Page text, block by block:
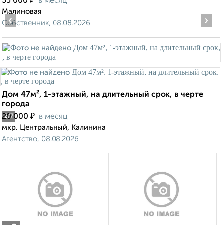
Малиновая
Собственник, 08.08.2026
2/7
‹ ›
Дом 47м², 1-этажный, на длительный срок, в черте
города
20 000 ₽ в месяц
мкр. Центральный, Калинина
Агентство, 08.08.2026